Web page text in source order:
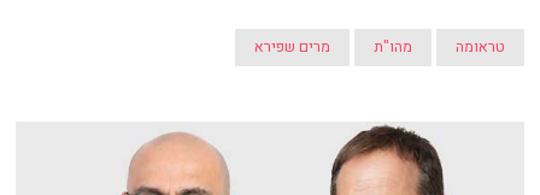
טראומה מהו"ת מרים שפירא